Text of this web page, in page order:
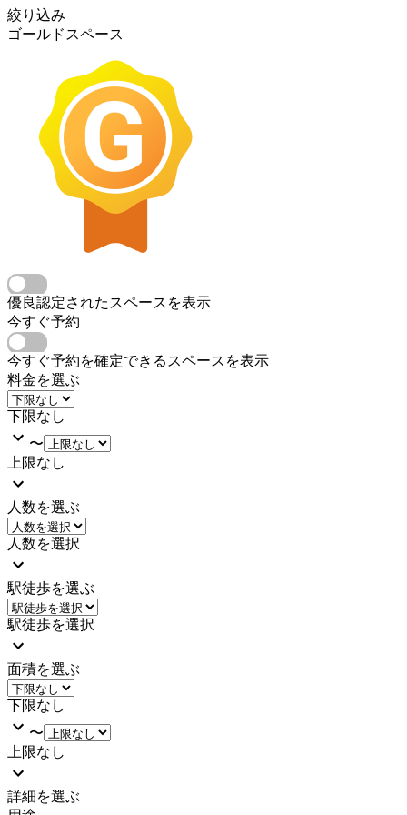
絞り込み
ゴールドスペース
優良認定されたスペースを表示
今すぐ予約
今すぐ予約を確定できるスペースを表示
料金を選ぶ
下限なし
〜
上限なし
人数を選ぶ
人数を選択
駅徒歩を選ぶ
駅徒歩を選択
面積を選ぶ
下限なし
〜
上限なし
詳細を選ぶ